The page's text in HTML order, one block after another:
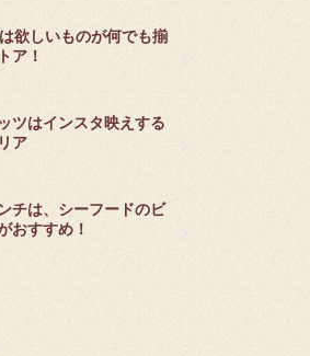
欲しいものが何でも揃
ア！
ツはインスタ映えする
ア
チは、シーフードのビ
おすすめ！